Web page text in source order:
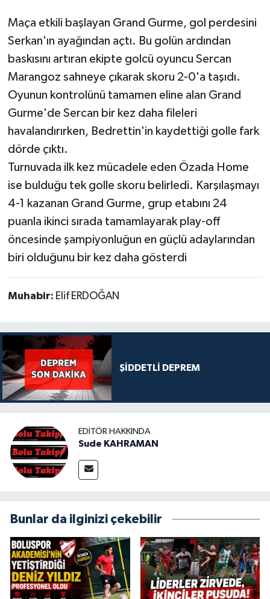
Maça etkili başlayan Grand Gurme, gol perdesini
Serkan'ın ayağından açtı. Bu golün ardından
baskısını artıran ekipte golcü oyuncu Sercan
Marangoz sahneye çıkarak skoru 2-0'a taşıdı.
Oyunun kontrolünü tamamen eline alan Grand
Gurme'de Sercan bir kez daha fileleri
havalandırırken, Bedrettin'in kaydettiği golle fark
dörde çıktı.
Turnuvada ilk kez mücadele eden Özada Home
ise bulduğu tek golle skoru belirledi. Karşılaşmayı
4-1 kazanan Grand Gurme, grup etabını 24
puanla ikinci sırada tamamlayarak play-off
öncesinde şampiyonluğun en güçlü adaylarından
biri olduğunu bir kez daha gösterdi
Muhabir: Elif ERDOĞAN
ŞİDDETLİ DEPREM
EDITÖR HAKKINDA
Sude KAHRAMAN
Bunlar da ilginizi çekebilir